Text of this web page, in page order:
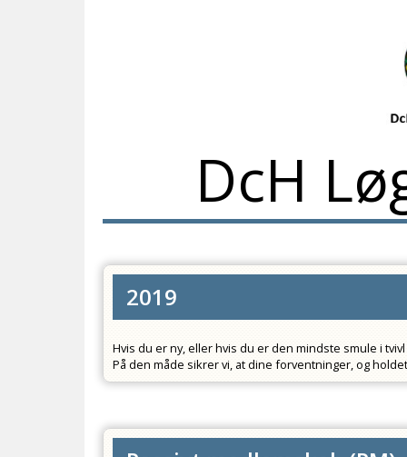
DcH
2019
Hvis du er ny, eller hvis du er den mindste smule i
På den måde sikrer vi, at dine forventninger, og